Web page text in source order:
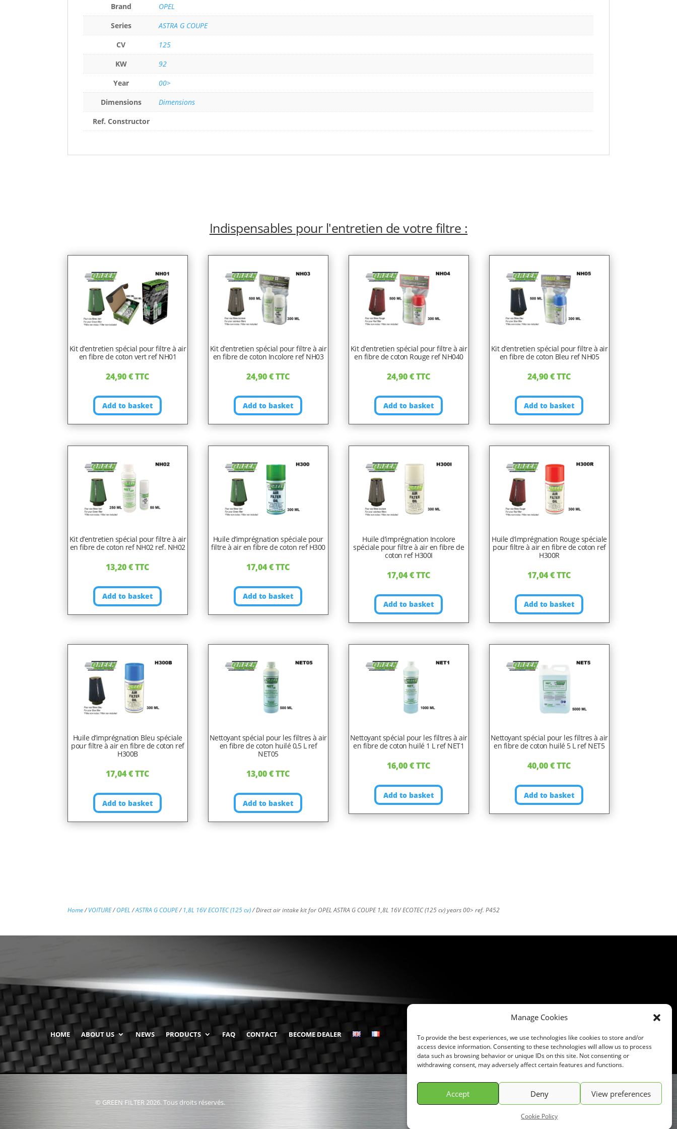
Manage Cookies
To provide the best experiences, we use technologies like cookies to store and/or
access device information. Consenting to these technologies will allow us to process
data such as browsing behavior or unique IDs on this site. Not consenting or
withdrawing consent, may adversely affect certain features and functions.
Accept Deny View preferences
Cookie Policy
Brand
OPEL
Series
ASTRA G COUPE
CV
125
KW
92
Year
00>
Dimensions
Dimensions
Ref. Constructor
Indispensables pour l'entretien de votre filtre :
Kit d’entretien spécial pour filtre à air
en fibre de coton vert ref NH01
24,90€ TTC
Add to basket
Kit d’entretien spécial pour filtre à air
en fibre de coton Incolore ref NH03
24,90€ TTC
Add to basket
Kit d’entretien spécial pour filtre à air
en fibre de coton Rouge ref NH040
24,90€ TTC
Add to basket
Kit d’entretien spécial pour filtre à air
en fibre de coton Bleu ref NH05
24,90€ TTC
Add to basket
Kit d’entretien spécial pour filtre à air
en fibre de coton ref NH02 ref. NH02
13,20€ TTC
Add to basket
Huile d’imprégnation spéciale pour
filtre à air en fibre de coton ref H300
17,04€ TTC
Add to basket
Huile d’imprégnation Incolore
spéciale pour filtre à air en fibre de
coton ref H300I
17,04€ TTC
Add to basket
Huile d’imprégnation Rouge spéciale
pour filtre à air en fibre de coton ref
H300R
17,04€ TTC
Add to basket
Huile d’imprégnation Bleu spéciale
pour filtre à air en fibre de coton ref
H300B
17,04€ TTC
Add to basket
Nettoyant spécial pour les filtres à air
en fibre de coton huilé 0,5 L ref
NET05
13,00€ TTC
Add to basket
Nettoyant spécial pour les filtres à air
en fibre de coton huilé 1 L ref NET1
16,00€ TTC
Add to basket
Nettoyant spécial pour les filtres à air
en fibre de coton huilé 5 L ref NET5
40,00€ TTC
Add to basket
Home/VOITURE/OPEL/ASTRA G COUPE/ 1,8L 16V ECOTEC (125 cv)/ Direct air intake kit for OPEL ASTRA G COUPE 1,8L 16V ECOTEC (125 cv) years 00> ref. P452
HOME ABOUT US NEWS PRODUCTS FAQ CONTACT BECOME DEALER
© GREEN FILTER 2026. Tous droits réservés. Conditions Générale de Vente (C.G.V.)